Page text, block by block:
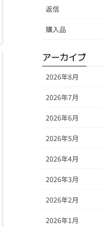
返信
購入品
アーカイブ
2026年8月
2026年7月
2026年6月
2026年5月
2026年4月
2026年3月
2026年2月
2026年1月